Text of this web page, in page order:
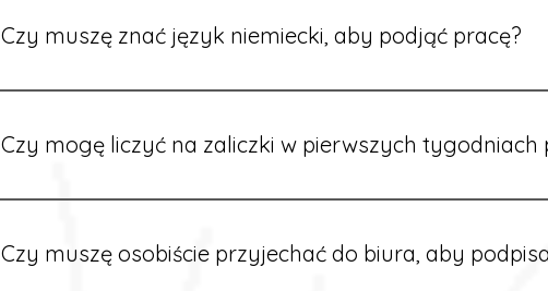
Czy muszę znać język niemiecki, aby podjąć pracę?
Nie zawsze – wiele ofert nie wymaga znajomości języka. Jeśli
Czy mogę liczyć na zaliczki w pierwszych tygodniach
Tak, w wyjątkowych sytuacjach możesz otrzymać zaliczkę po
Czy muszę osobiście przyjechać do biura, aby